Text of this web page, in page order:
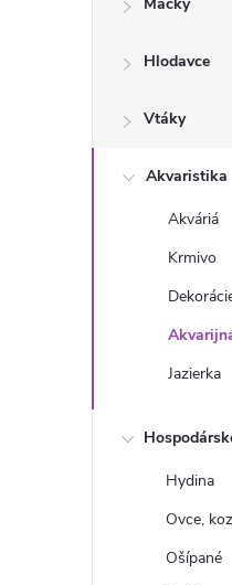
p
Hlodavce
Vtáky
Akvaristika
Akváriá
Krmivo
Jazierka
Hydina
Ovce,
Ošípané